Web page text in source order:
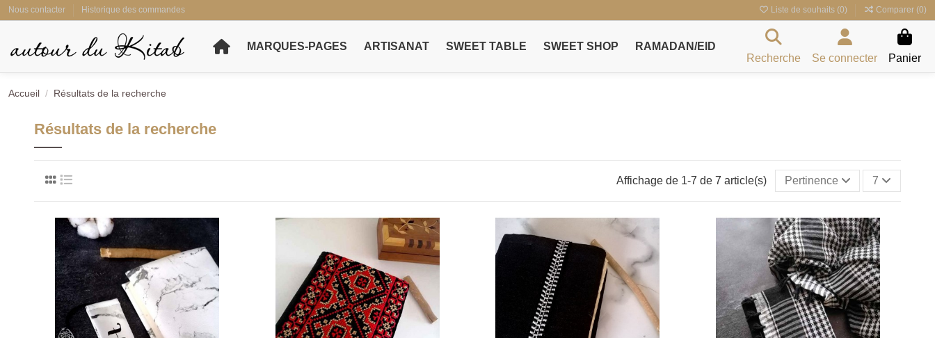
Nous contacter Historique des commandes Liste de souhaits (0) Comparer (0)
MARQUES-PAGES ARTISANAT SWEET TABLE SWEET SHOP
RAMADAN/EID
Recherche
Se connecter Panier
Accueil Résultats de la recherche
Résultats de la recherche
Affichage de 1-7 de 7 article(s) Pertinence 7